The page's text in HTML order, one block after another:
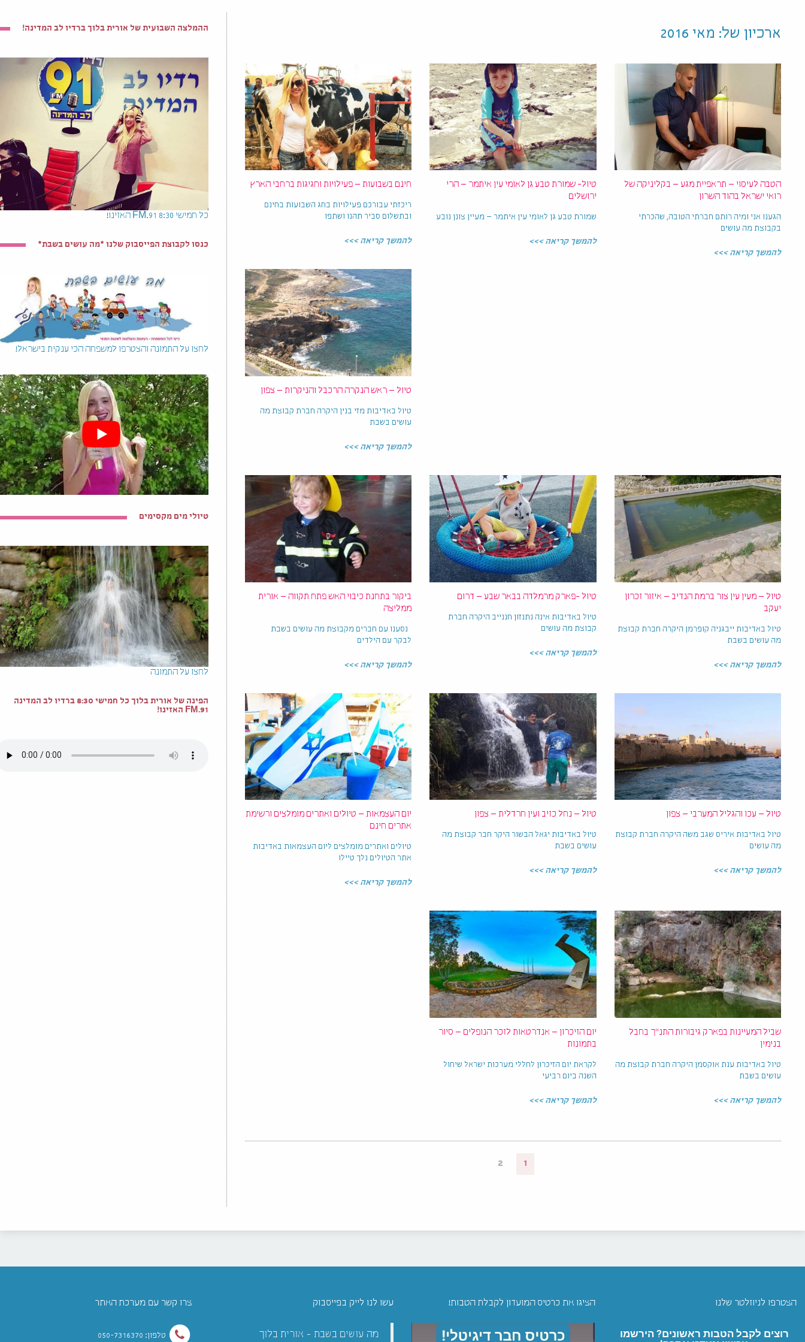
ארכיון של: מאי 2016
הטבה לעיסוי – תראפיית מגע – בקליניקה של
רואי ישראל בהוד השרון
הגענו אני ומיה רותם חברתי הטובה, שהכרתי
בקבוצת מה עושים
להמשך קריאה >>>
טיול- שמורת טבע גן לאומי עין איתמר – הרי
ירושלים
שמורת טבע גן לאומי עין איתמר – מעיין צונן נובע
להמשך קריאה >>>
חינם בשבועות – פעילויות וחגיגות ברחבי הארץ
ריכזתי עבורכם פעילויות בחג השבועות בחינם
ובתשלום סביר תהנו ושתפו
להמשך קריאה >>>
טיול – ראש הנקרה הרכבל והניקרות – צפון
טיול באדיבות מזי בנין היקרה חברת קבוצת מה
עושים בשבת
להמשך קריאה >>>
טיול – מעין עין צור ברמת הנדיב – איזור זכרון
יעקב
טיול באדיבות ייבגניה קופרמן היקרה חברת קבוצת
מה עושים בשבת
להמשך קריאה >>>
טיול -פארק מרמלדה בבאר שבע – דרום
טיול באדיבות אינה נתנזון חננייב היקרה חברת
קבוצת מה עושים
להמשך קריאה >>>
ביקור בתחנת כיבוי האש פתח תקווה – אורית
ממליצה
נסענו עם חברים מקבוצת מה עושים בשבת
לבקר עם הילדים
להמשך קריאה >>>
טיול – עכו והגליל המערבי – צפון
טיול באדיבות איריס שגב משה היקרה חברת קבוצת
מה עושים
להמשך קריאה >>>
טיול – נחל כזיב ועין חרדלית – צפון
טיול באדיבות יגאל הבשור היקר חבר קבוצת מה
עושים בשבת
להמשך קריאה >>>
יום העצמאות – טיולים ואתרים מומלצים ורשימת
אתרים חינם
טיולים ואתרים מומלצים ליום העצמאות באדיבות
אתר הטיולים נלך טיילו
להמשך קריאה >>>
שביל המעיינות בפארק גיבורות התנ"ך בחבל
בנימין
טיול באדיבות ענת אוקסמן היקרה חברת קבוצת מה
עושים בשבת
להמשך קריאה >>>
יום הזיכרון – אנדרטאות לזכר הנופלים – סיור
בתמונות
לקראת יום הזיכרון לחללי מערכות ישראל שיחול
השנה ביום רביעי
להמשך קריאה >>>
1
2
ההמלצה השבועית של אורית בלוך ברדיו לב המדינה!
כל חמישי 8:30 91.FM האזינו!
כנסו לקבוצת הפייסבוק שלנו *מה עושים בשבת*
לחצו על התמונה והצטרפו למשפחה הכי ענקית בישראל!
טיולי מים מקסימים
לחצו על התמונה
הפינה של אורית בלוך כל חמישי 8:30 ברדיו לב המדינה
91.FM האזינו!
הצטרפו לניוזלטר שלנו
רוצים לקבל הטבות ראשונים? הירשמו
הציגו את כרטיס המועדון לקבלת הטבות! עשו לנו לייק בפייסבוק
מה עושים בשבת - אורית בלוך
צרו קשר עם מערכת האתר
טלפון: 050-7316370